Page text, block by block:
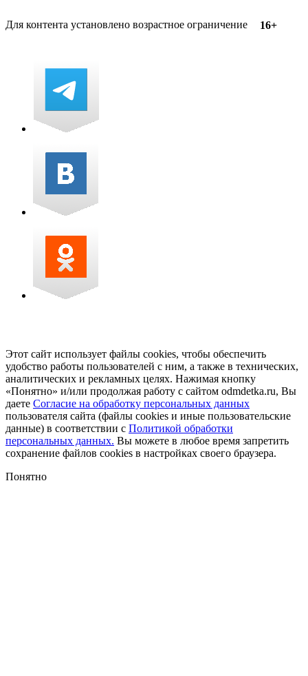
Для контента установлено возрастное ограничение 16+
Этот сайт использует файлы cookies, чтобы обеспечить
удобство работы пользователей с ним, а также в технических,
аналитических и рекламных целях. Нажимая кнопку
«Понятно» и/или продолжая работу с сайтом odmdetka.ru, Вы
даете Согласие на обработку персональных данных
пользователя сайта (файлы cookies и иные пользовательские
данные) в соответствии с Политикой обработки
персональных данных. Вы можете в любое время запретить
сохранение файлов cookies в настройках своего браузера.
Понятно